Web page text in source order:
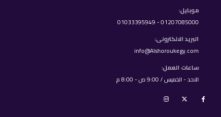
موبايل:
01207085000 - 01033395949
البريد الالكترونى:
info@Alshoroukegy.com
ساعات العمل:
الاحد - الخميس / 9:00 ص - 8:00 م